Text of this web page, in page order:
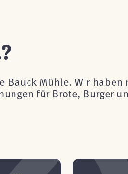
Mühle. Wir haben
für Brote, Burger